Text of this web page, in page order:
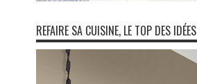
REFAIRE SA CUISINE, LE TOP DES IDÉES